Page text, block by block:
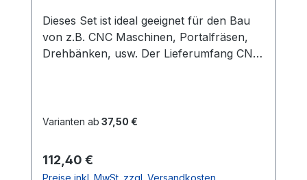
Dieses Set ist ideal geeignet für den Bau
von z.B. CNC Maschinen, Portalfräsen,
Drehbänken, usw. Der Lieferumfang CNC
60 HRC 2x ALU -
(dieses ist die stabilere
Varianten ab 37,50 €
Regulärer Preis:
112,40 €
Preise inkl. MwSt. zzgl. Versandkosten